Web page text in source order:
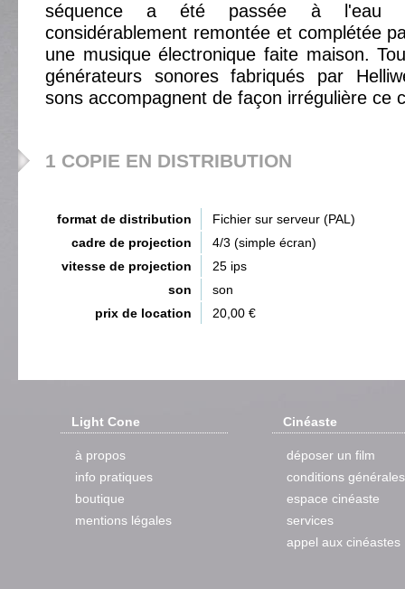
séquence a été passée à l'eau
considérablement remontée et complétée
une musique électronique faite maison.
générateurs sonores fabriqués par
sons accompagnent de façon irrégulière ce
1 COPIE EN DISTRIBUTION
format de distribution
Fichier sur serveur (PAL)
cadre de projection
4/3 (simple écran)
vitesse de projection
25 ips
son
son
prix de location
20,00 €
Light Cone
à propos
info pratiques
boutique
mentions légales
Cinéaste
déposer un film
conditions générales
espace cinéaste
services
appel aux cinéastes